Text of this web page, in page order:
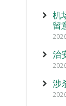
机
留
治
涉